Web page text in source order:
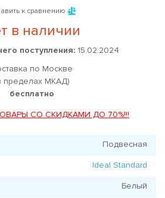
к сравнению
в наличии
поступления: 15.02.2024
по Москве
пределах МКАД)
бесплатно
СО СКИДКАМИ ДО 70%!!!
Подвесная
Ideal Standard
Белый